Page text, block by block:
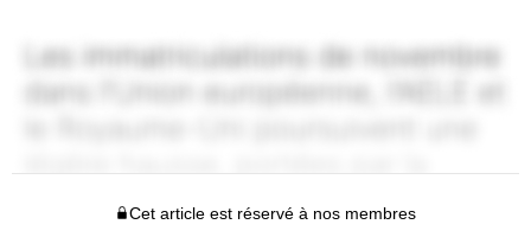
Cet article est réservé à nos membres